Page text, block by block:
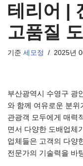
테리어 |
고품질
기준 세모정 2025년
부산광역시 수영구 광
와 함께 여유로운 분
관광객 모두에게 매력
면서 다양한 도배업체
업체들은 고객의 다양
전문가의 기술력을 바